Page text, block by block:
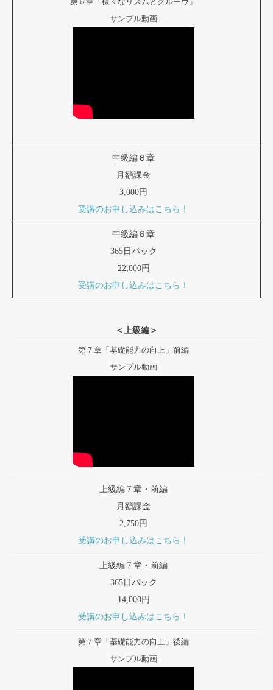
サンプル動画
中級編６章
月額課金
3,000円
受講のお申し込みはこちら！
中級編６章
365日パック
22,000円
受講のお申し込みはこちら！
＜上級編＞
第７章「基礎能力の向上」前編
サンプル動画
上級編７章・前編
月額課金
2,750円
受講のお申し込みはこちら！
上級編７章・前編
365日パック
14,000円
受講のお申し込みはこちら！
第７章「基礎能力の向上」後編
サンプル動画